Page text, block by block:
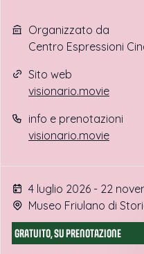
Organizzato da
Centro Espressioni
Sito web
visionario.movie
info e prenotazioni
visionario.movie
4 luglio 2026 - 22
Museo Friulano di
GRATUITO, SU PRENOTAZIONE